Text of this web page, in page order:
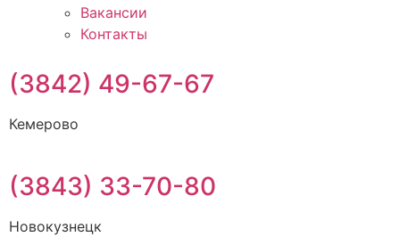
Вакансии
Контакты
(3842) 49-67-67
Кемерово
(3843) 33-70-80
Новокузнецк